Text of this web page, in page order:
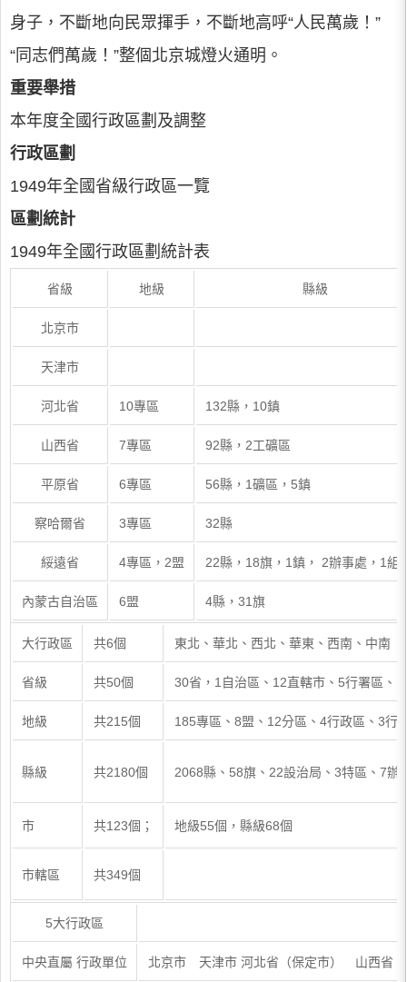
身子，不斷地向民眾揮手，不斷地高呼“人民萬歲！”
“同志們萬歲！”整個北京城燈火通明。
重要舉措
本年度全國行政區劃及調整
行政區劃
1949年全國省級行政區一覽
區劃統計
1949年全國行政區劃統計表
省級 地級 縣級
北京市
天津市
河北省 10專區 132縣，10鎮
山西省 7專區 92縣，2工礦區
平原省 6專區 56縣，1礦區，5鎮
察哈爾省 3專區 32縣
綏遠省 4專區，2盟 22縣，18旗，1鎮， 2辦事處，1組
內蒙古自治區 6盟 4縣，31旗
大行政區 共6個 東北、華北、西北、華東、西南、中南
省級 共50個 30省，1自治區、12直轄市、5行署區、1
地級 共215個 185專區、8盟、12分區、4行政區、3行
縣級 共2180個 2068縣、58旗、22設治局、3特區、7
市 共123個； 地級55個，縣級68個
市轄區 共349個
5大行政區
中央直屬 行政單位 北京市 天津市 河北省（保定市） 山西省